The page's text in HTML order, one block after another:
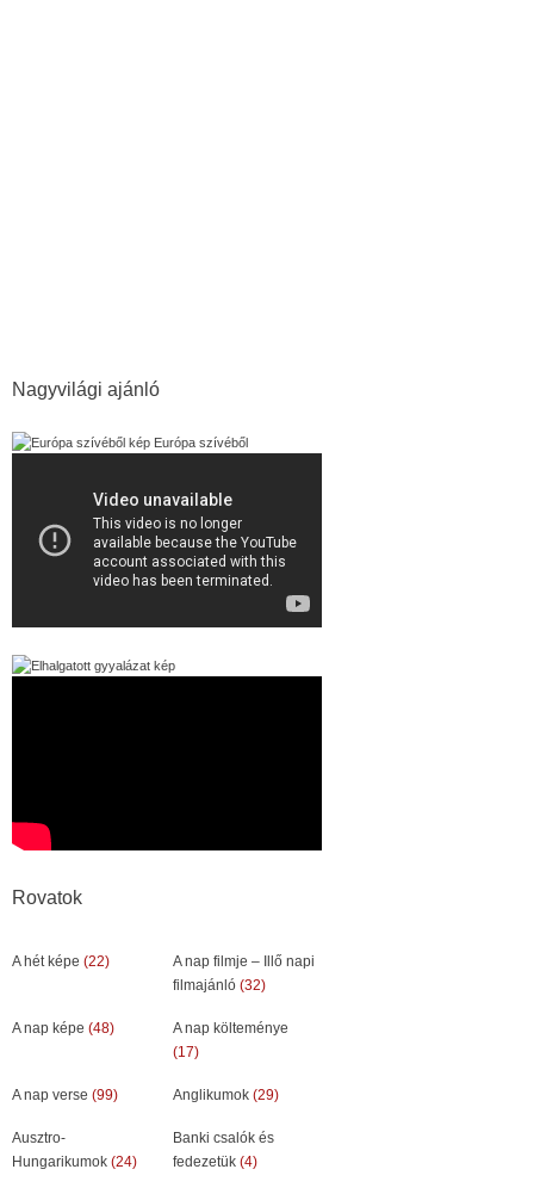
Nagyvilági ajánló
Európa szívéből
Rovatok
A hét képe (22)
A nap filmje – Illő napi
filmajánló (32)
A nap képe (48)
A nap költeménye
(17)
A nap verse (99) Anglikumok (29)
Ausztro-
Hungarikumok (24)
Banki csalók és
fedezetük (4)